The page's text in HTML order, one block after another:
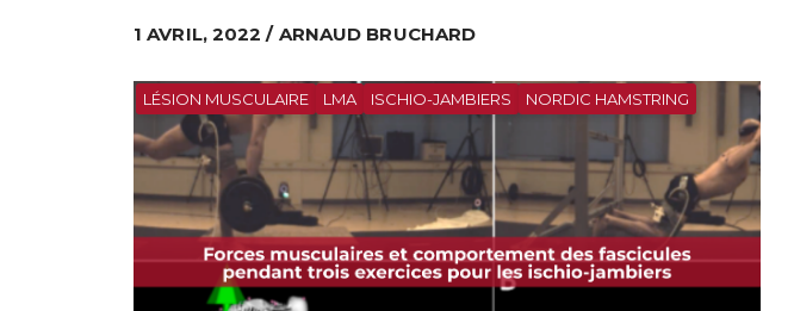
1 AVRIL, 2022 / ARNAUD BRUCHARD
LÉSION MUSCULAIRE LMA ISCHIO-JAMBIERS NORDIC HAMSTRING